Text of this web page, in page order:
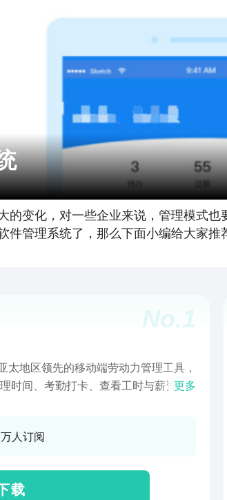
的变化，对一些企业来说，管理模式
件管理系统了，那么下面小编给大家
No.1
太地区领先的移动端劳动力管理工具，
时间、考勤打卡、查看工时与薪资；
信息 2.以多种便捷方式移动考勤，包
卡等出勤异常实时推送、快速申诉，
地查看出勤工时和休假额度，掌握出
更多
人订阅
载